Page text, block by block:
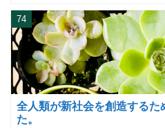
全人類が新社会を創造するた
た。
74